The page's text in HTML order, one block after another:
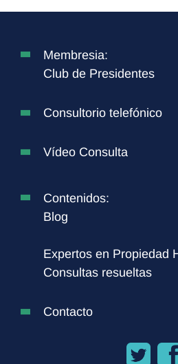
Membresia:
Club de Presidentes
Consultorio telefónico
Vídeo Consulta
Contenidos:
Blog
Expertos en Propiedad
Consultas resueltas
Contacto